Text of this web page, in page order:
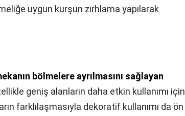
uygun kurşun zırhlama yapılarak
bölmelere ayrılmasını sağlayan
geniş alanların daha etkin kullanımı için
farklılaşmasıyla dekoratif kullanımı da ön